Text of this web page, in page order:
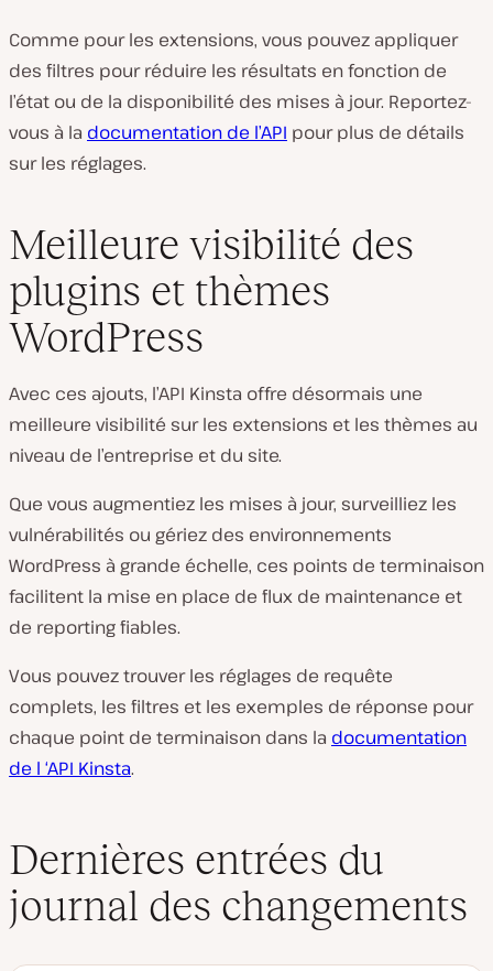
Comme pour les extensions, vous pouvez appliquer
des filtres pour réduire les résultats en fonction de
l’état ou de la disponibilité des mises à jour. Reportez-
vous à la documentation de l’API pour plus de détails
sur les réglages.
Meilleure visibilité des
plugins et thèmes
WordPress
Avec ces ajouts, l’API Kinsta offre désormais une
meilleure visibilité sur les extensions et les thèmes au
niveau de l’entreprise et du site.
Que vous augmentiez les mises à jour, surveilliez les
vulnérabilités ou gériez des environnements
WordPress à grande échelle, ces points de terminaison
facilitent la mise en place de flux de maintenance et
de reporting fiables.
Vous pouvez trouver les réglages de requête
complets, les filtres et les exemples de réponse pour
chaque point de terminaison dans la documentation
de l ‘API Kinsta.
Dernières entrées du
journal des changements